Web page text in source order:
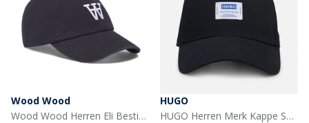
Wood Wood
Wood Wood Herren Eli Bestickte Mütze Schwarz
HUGO
HUGO Herren Merk Kappe Schwarz